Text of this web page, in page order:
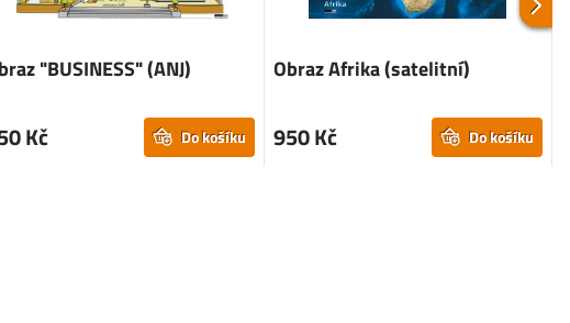
"BUSINESS" (ANJ)
Kč Do košíku
Obraz Afrika (satelitní)
950 Kč Do košíku